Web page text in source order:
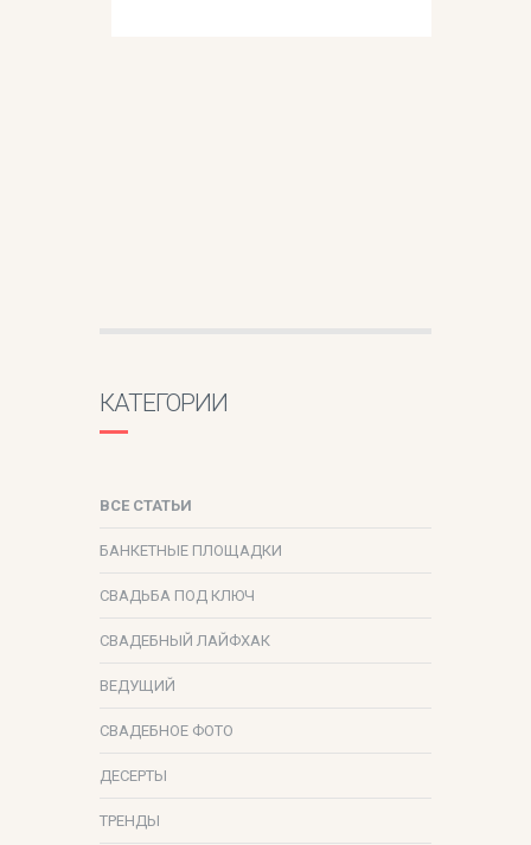
КАТЕГОРИИ
ВСЕ СТАТЬИ
БАНКЕТНЫЕ ПЛОЩАДКИ
СВАДЬБА ПОД КЛЮЧ
СВАДЕБНЫЙ ЛАЙФХАК
ВЕДУЩИЙ
СВАДЕБНОЕ ФОТО
ДЕСЕРТЫ
ТРЕНДЫ